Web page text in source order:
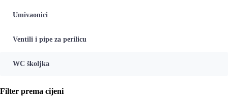
Umivaonici
Ventili i pipe za perilicu
WC školjka
Filter prema cijeni